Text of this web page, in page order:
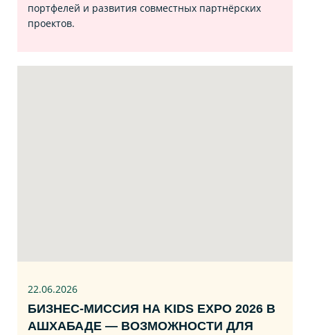
портфелей и развития совместных партнёрских
проектов.
22.06.2026
БИЗНЕС‑МИССИЯ НА KIDS EXPO 2026 В
АШХАБАДЕ — ВОЗМОЖНОСТИ ДЛЯ